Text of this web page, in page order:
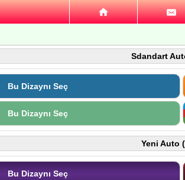
Sdandart
Bu Dizaynı Seç
Bu Dizaynı Seç
Yeni Auto
Bu Dizaynı Seç